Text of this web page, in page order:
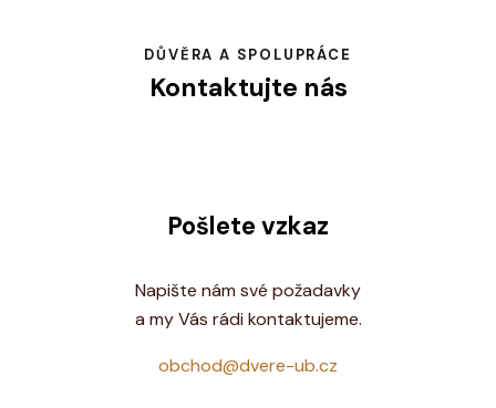
DŮVĚRA A SPOLUPRÁCE
Kontaktujte nás
Pošlete vzkaz
Napište nám své požadavky
a my Vás rádi kontaktujeme.
obchod@dvere-ub.cz